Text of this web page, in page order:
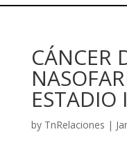
CÁNCER
ESTADIO
by TnRelaciones |